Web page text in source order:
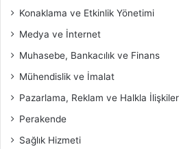
Konaklama ve Etkinlik Yönetimi
Medya ve İnternet
Muhasebe, Bankacılık ve Finans
Mühendislik ve İmalat
Pazarlama, Reklam ve Halkla İlişkiler
Perakende
Sağlık Hizmeti